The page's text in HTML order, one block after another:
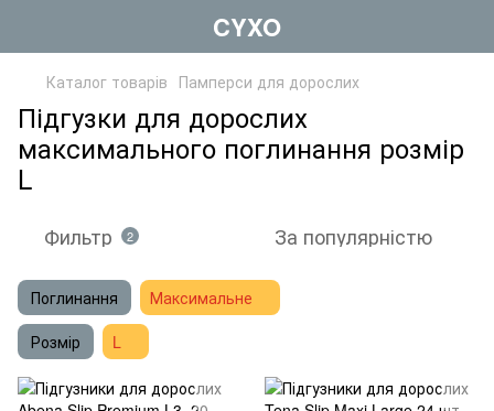
CYXO
Каталог товарів Памперси для дорослих
Підгузки для дорослих
максимального поглинання розмір
L
Фильтр 2 За популярністю
Поглинання
Максимальне
Розмір
L